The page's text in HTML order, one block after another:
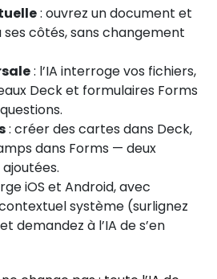
: ouvrez un document et
côtés, sans changement
: l’IA interroge vos fichiers,
Deck et formulaires Forms
: créer des cartes dans Deck,
dans Forms — deux
iOS et Android, avec
système (surlignez
demandez à l’IA de s’en